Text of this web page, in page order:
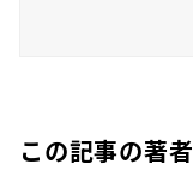
この記事の著者